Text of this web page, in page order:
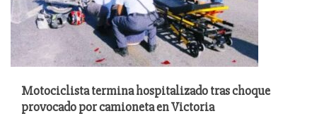
Motociclista termina hospitalizado tras choque
provocado por camioneta en Victoria